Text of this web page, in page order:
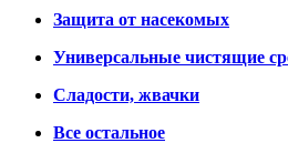
Защита от насекомых
Универсальные чистящие
Сладости, жвачки
Все остальное